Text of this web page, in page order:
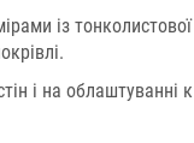
із
і на